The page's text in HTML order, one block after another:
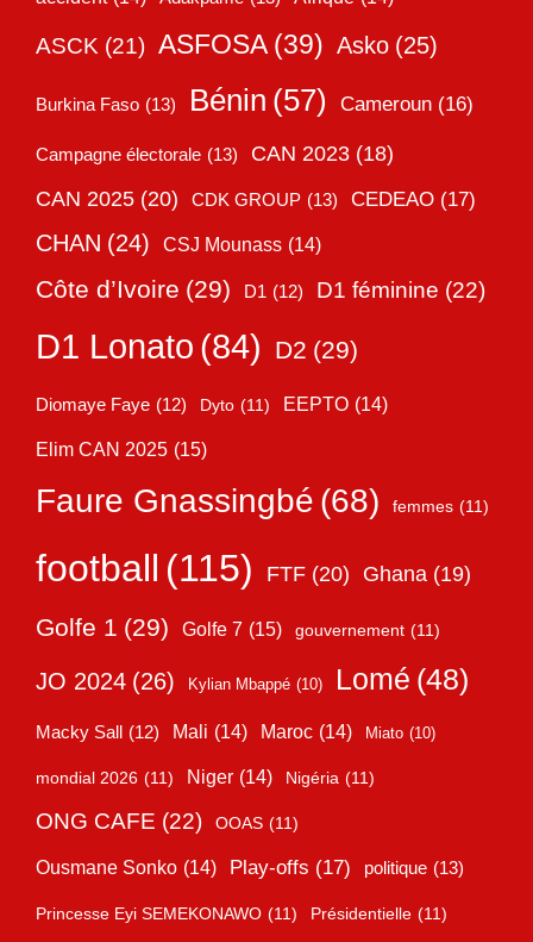
ASCK (21) ASFOSA (39) Asko (25)
Burkina Faso (13) Bénin (57) Cameroun (16)
Campagne électorale (13) CAN 2023 (18)
CAN 2025 (20) CDK GROUP (13) CEDEAO (17)
CHAN (24) CSJ Mounass (14)
Côte d’Ivoire (29) D1 (12) D1 féminine (22)
D1 Lonato (84) D2 (29)
Diomaye Faye (12) Dyto (11) EEPTO (14)
Elim CAN 2025 (15)
Faure Gnassingbé (68) femmes (11)
football (115) FTF (20) Ghana (19)
Golfe 1 (29) Golfe 7 (15) gouvernement (11)
JO 2024 (26) Kylian Mbappé (10) Lomé (48)
Macky Sall (12) Mali (14) Maroc (14) Miato (10)
mondial 2026 (11) Niger (14) Nigéria (11)
ONG CAFE (22) OOAS (11)
Ousmane Sonko (14) Play-offs (17) politique (13)
Princesse Eyi SEMEKONAWO (11) Présidentielle (11)